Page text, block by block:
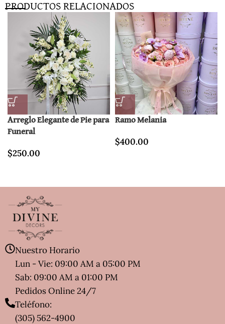
PRODUCTOS RELACIONADOS
Arreglo Elegante de Pie para
Funeral
$250.00
Ramo Melania
$400.00
Nuestro Horario
Lun - Vie: 09:00 AM a 05:00 PM
Sab: 09:00 AM a 01:00 PM
Pedidos Online 24/7
Teléfono:
(305) 562-4900